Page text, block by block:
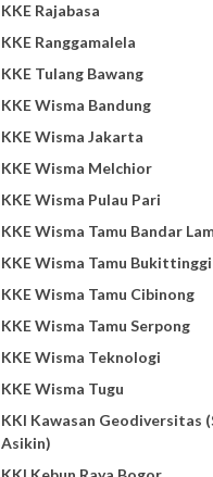
KKE Rajabasa
KKE Ranggamalela
KKE Tulang Bawang
KKE Wisma Bandung
KKE Wisma Jakarta
KKE Wisma Melchior
KKE Wisma Pulau Pari
KKE Wisma Tamu Bandar
KKE Wisma Tamu Bukittinggi
KKE Wisma Tamu Cibinong
KKE Wisma Tamu Serpong
KKE Wisma Teknologi
KKE Wisma Tugu
KKI Kawasan Geodiversitas
Asikin)